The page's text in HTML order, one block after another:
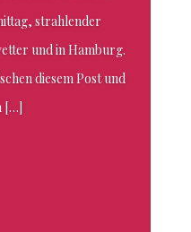
strahlender
und in Hamburg.
diesem Post und
[…]